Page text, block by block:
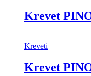
Krevet
Kreveti
Krevet